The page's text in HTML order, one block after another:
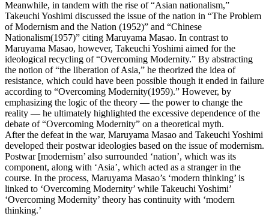
Meanwhile, in tandem with the rise of “Asian nationalism,”
Takeuchi Yoshimi discussed the issue of the nation in “The Problem
of Modernism and the Nation (1952)” and “Chinese
Nationalism(1957)” citing Maruyama Masao. In contrast to
Maruyama Masao, however, Takeuchi Yoshimi aimed for the
ideological recycling of “Overcoming Modernity.” By abstracting
the notion of “the liberation of Asia,” he theorized the idea of
resistance, which could have been possible though it ended in failure
according to “Overcoming Modernity(1959).” However, by
emphasizing the logic of the theory ― the power to change the
reality ― he ultimately highlighted the excessive dependence of the
debate of “Overcoming Modernity” on a theoretical myth.
After the defeat in the war, Maruyama Masao and Takeuchi Yoshimi
developed their postwar ideologies based on the issue of modernism.
Postwar [modernism’ also surrounded ‘nation’, which was its
component, along with ‘Asia’, which acted as a stranger in the
course. In the process, Maruyama Masao’s ‘modern thinking’ is
linked to ‘Overcoming Modernity’ while Takeuchi Yoshimi’
‘Overcoming Modernity’ theory has continuity with ‘modern
thinking.’